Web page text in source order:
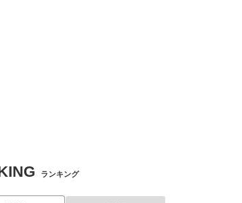
ランキング